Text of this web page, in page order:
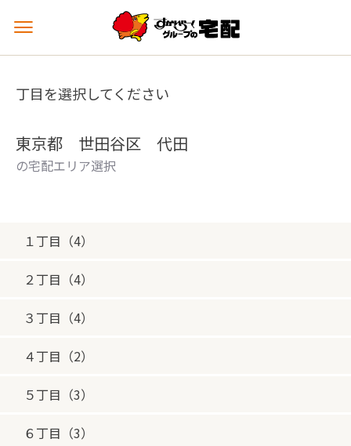
メ
ュ
を
丁目を選択してください
東京都 世田谷区 代田
の宅配エリア選択
１丁目（4）
２丁目（4）
３丁目（4）
４丁目（2）
５丁目（3）
６丁目（3）